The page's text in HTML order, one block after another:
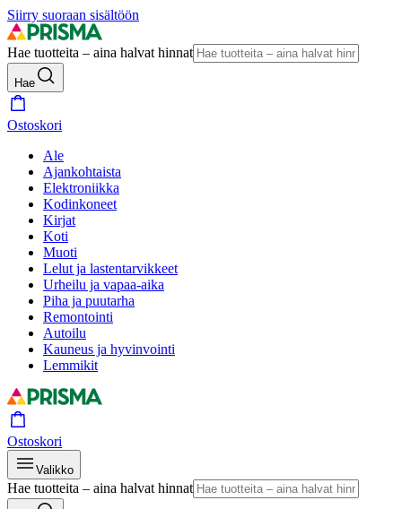
Siirry suoraan sisältöön
Hae tuotteita – aina halvat hinnat
Hae
Ostoskori
Ale
Ajankohtaista
Elektroniikka
Kodinkoneet
Kirjat
Koti
Muoti
Lelut ja lastentarvikkeet
Urheilu ja vapaa-aika
Piha ja puutarha
Remontointi
Autoilu
Kauneus ja hyvinvointi
Lemmikit
Ostoskori
Valikko
Hae tuotteita – aina halvat hinnat